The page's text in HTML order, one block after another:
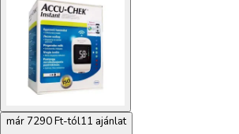
már 7290 Ft-tól11 ajánlat